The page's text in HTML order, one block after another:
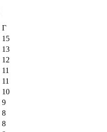
Г
15
13
12
11
11
10
9
8
8